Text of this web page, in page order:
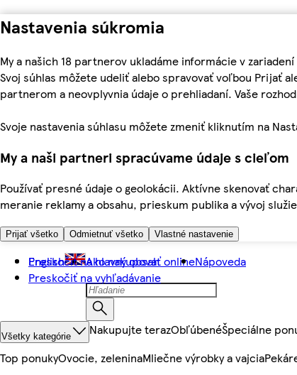
Nastavenia súkromia
My a našich 18 partnerov ukladáme informácie v
Svoj súhlas môžete udeliť alebo spravovať voľbou Prijať
partnerom a neovplyvnia údaje o prehliadaní. Vaše
Svoje nastavenia súhlasu môžete zmeniť kliknutím na
My a naši partneri spracúvame údaje s cieľom
Používať presné údaje o geolokácii. Aktívne skenovať
meranie reklamy a obsahu, prieskum publika a vývoj
Prijať všetko Odmietnuť všetko Vlastné nastavenie
Preskočiť na hlavný obsah
Preskočiť na vyhľadávanie
English Ako nakupovať onlineNápoveda
Všetky kategórie Nakupujte terazObľúbenéŠpeciálne
Top ponukyOvocie, zeleninaMliečne výrobky a vajcia